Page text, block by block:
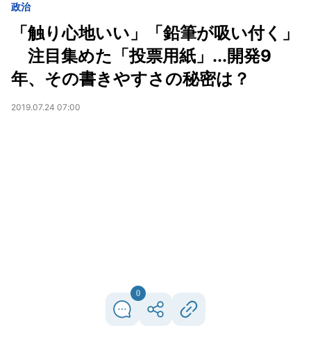
政治
「触り心地いい」「鉛筆が吸い付く」
注目集めた「投票用紙」...開発9
年、その書きやすさの秘密は？
2019.07.24 07:00
0